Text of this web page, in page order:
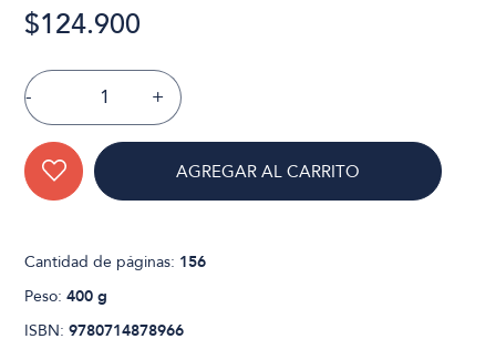
$124.900
- +
AGREGAR AL CARRITO
Cantidad de páginas: 156
Peso:400 g
ISBN:9780714878966